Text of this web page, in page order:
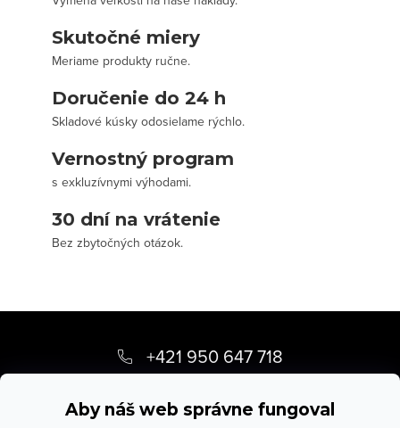
Aby náš web správne fungoval
Skutočné miery
Meriame produkty ručne.
Doručenie do 24 h
Skladové kúsky odosielame rýchlo.
Vernostný program
s exkluzívnymi výhodami.
30 dní na vrátenie
Bez zbytočných otázok.
p
+421 950 647 718